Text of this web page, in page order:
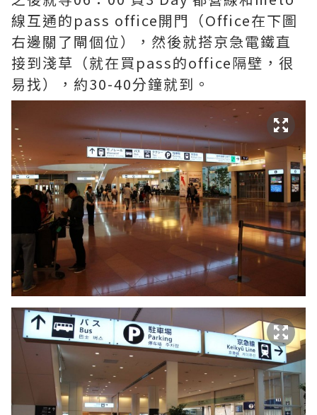
線互通的pass office開門（Office在下圖
右邊關了閘個位），然後就搭京急電鐵直
接到淺草（就在買pass的office隔壁，很
易找），約30-40分鐘就到。